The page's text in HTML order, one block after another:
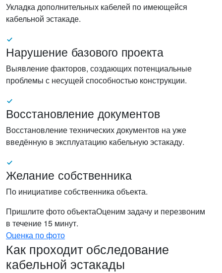
Укладка дополнительных кабелей по имеющейся
кабельной эстакаде.
Нарушение базового проекта
Выявление факторов, создающих потенциальные
проблемы с несущей способностью конструкции.
Восстановление документов
Восстановление технических документов на уже
введённую в эксплуатацию кабельную эстакаду.
Желание собственника
По инициативе собственника объекта.
Пришлите фото объектаОценим задачу и перезвоним
в течение 15 минут.
Оценка по фото
Как проходит обследование
кабельной эстакады